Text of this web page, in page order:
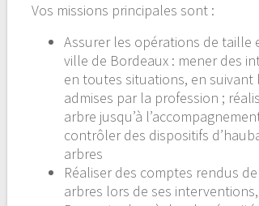
Vos missions principales sont :
Assurer les opérations de taille
ville de Bordeaux : mener des
en toutes situations, en
admises par la profession ;
arbre jusqu’à
contrôler des dispositifs
arbres
Réaliser des comptes rendus
arbres lors de ses